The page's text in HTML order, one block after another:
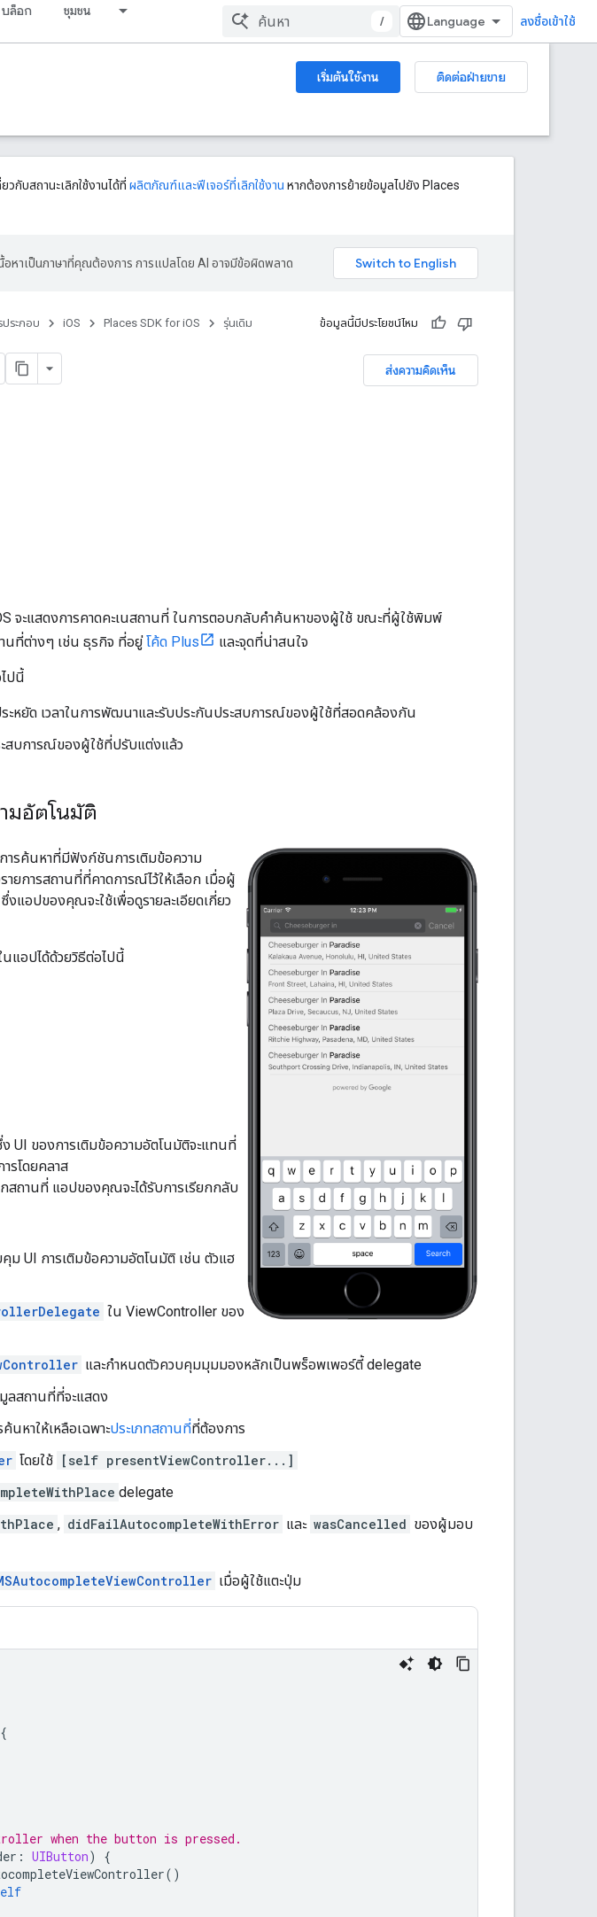
บล็อก ชุมชน
/ ลงชื่อเข้าใช้
เริ่มต้นใช้งาน
ติดต่อฝ่ายขาย
กับสถานะเลิกใช้งานได้ที่ ผลิตภัณฑ์และฟีเจอร์ที่เลิกใช้งาน หากต้องการย้ายข้อมูลไปยัง Places
อหาเป็นภาษาที่คุณต้องการ การแปลโดย AI อาจมีข้อผิดพลาด
ประกอบ iOS Places SDK for iOS รุ่นเดิม ข้อมูลนี้มีประโยชน์ไหม
ส่งความคิดเห็น
จะแสดงการคาดคะเนสถานที่ ในการตอบกลับคำค้นหาของผู้ใช้ ขณะที่ผู้ใช้พิมพ์
านที่ต่างๆ เช่น ธุรกิจ ที่อยู่โค้ด Plus และจุดที่น่าสนใจ
ปนี้
ะหยัด เวลาในการพัฒนาและรับประกันประสบการณ์ของผู้ใช้ที่สอดคล้องกัน
ะสบการณ์ของผู้ใช้ที่ปรับแต่งแล้ว
มอัตโนมัติ
ารค้นหาที่มีฟังก์ชันการเติมข้อความ
ยการสถานที่ที่คาดการณ์ไว้ให้เลือก เมื่อผู้
ซึ่งแอปของคุณจะใช้เพื่อดูรายละเอียดเกี่ยว
แอปได้ด้วยวิธีต่อไปนี้
UI ของการเติมข้อความอัตโนมัติจะแทนที่
รโดยคลาส
กสถานที่ แอปของคุณจะได้รับการเรียกกลับ
ม UI การเติมข้อความอัตโนมัติ เช่น ตัวแฮ
ใน ViewController ของ
และกำหนดตัวควบคุมมุมมองหลักเป็นพร็อพเพอร์ตี้ delegate
ลสถานที่ที่จะแสดง
นหาให้เหลือเฉพาะประเภทสถานที่ที่ต้องการ
โดยใช้ [self presentViewController...]
delegate
, didFailAutocompleteWithError และ wasCancelled ของผู้มอบ
เมื่อผู้ใช้แตะปุ่ม
{
when the button is pressed.
: UIButton)
{
()